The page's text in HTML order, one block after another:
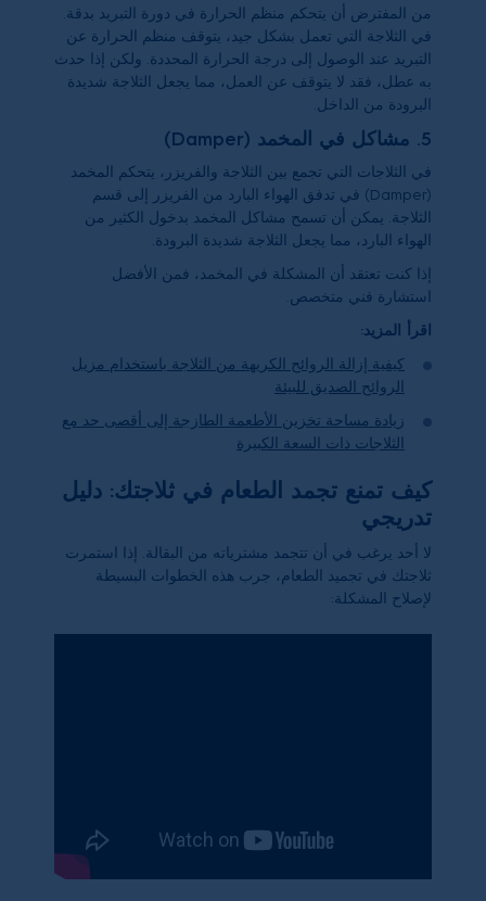
من المفترض أن يتحكم منظم الحرارة في دورة التبريد بدقة.
في الثلاجة التي تعمل بشكل جيد، يتوقف منظم الحرارة عن
التبريد عند الوصول إلى درجة الحرارة المحددة. ولكن إذا حدث
به عطل، فقد لا يتوقف عن العمل، مما يجعل الثلاجة شديدة
البرودة من الداخل.
5. مشاكل في المخمد (Damper)
في الثلاجات التي تجمع بين الثلاجة والفريزر، يتحكم المخمد
(Damper) في تدفق الهواء البارد من الفريزر إلى قسم
الثلاجة. يمكن أن تسمح مشاكل المخمد بدخول الكثير من
الهواء البارد، مما يجعل الثلاجة شديدة البرودة.
إذا كنت تعتقد أن المشكلة في المخمد، فمن الأفضل
استشارة فني متخصص.
اقرأ المزيد:
كيفية إزالة الروائح الكريهة من الثلاجة باستخدام مزيل
الروائح الصديق للبيئة
زيادة مساحة تخزين الأطعمة الطازجة إلى أقصى حد مع
الثلاجات ذات السعة الكبيرة
كيف تمنع تجمد الطعام في ثلاجتك: دليل
تدريجي
لا أحد يرغب في أن تتجمد مشترياته من البقالة. إذا استمرت
ثلاجتك في تجميد الطعام، جرب هذه الخطوات البسيطة
لإصلاح المشكلة: